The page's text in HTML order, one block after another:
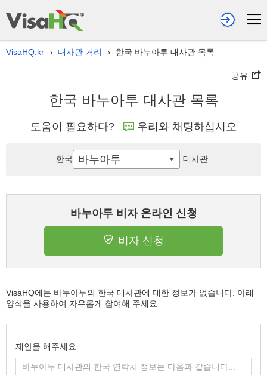
VisaHQ.kr › 대사관 거리 › 한국 바누아투 대사관 목록
공유
한국 바누아투 대사관 목록
도움이 필요하다? 우리와 채팅하십시오
바누아투 비자 온라인 신청
비자 신청
VisaHQ에는 바누아투의 한국 대사관에 대한 정보가 없습니다. 아래
양식을 사용하여 자유롭게 참여해 주세요.
제안을 해주세요
한국 바누아투 대사관